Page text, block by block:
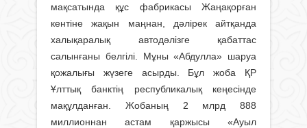
мақсатында құс фабрикасы Жаңақорған
кентіне жақын маңнан, дәлірек айтқанда
халықаралық автодәлізге қабаттас
салынғаны белгілі. Мұны «Абдулла» шаруа
қожалығы жүзеге асырды. Бұл жоба ҚР
Ұлттық банктің республикалық кеңесінде
мақұлданған. Жобаның 2 млрд 888
миллионнан астам қаржысы «Ауыл